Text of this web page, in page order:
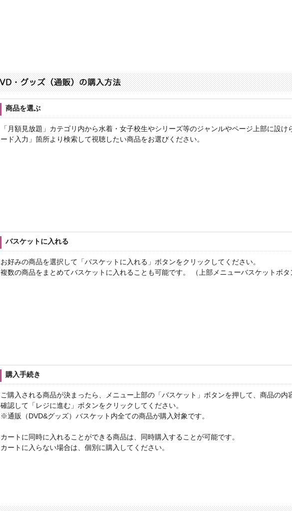
商品を選ぶ
「月額見放題」カテゴリ内から水着・女子校生やシリーズ等のジャンルやページ上部に設け
ード入力」箇所より検索して視聴したい商品をお選びください。
バスケットに入れる
お好みの商品を選択して「バスケットに入れる」ボタンをクリックしてください。
複数の商品をまとめてバスケットに入れることも可能です。 （上部メニューバスケットボ
購入手続き
ご購入される商品が決まったら、メニュー上部の「バスケット」ボタンを押して、商品の内
確認して「レジに進む」ボタンをクリックしてください。
※通販（DVD&グッズ）バスケット内全ての商品が購入対象です。
カートに同時に入れることができる商品は、同時購入することが可能です。
カートに入らない場合は、個別に購入してください。